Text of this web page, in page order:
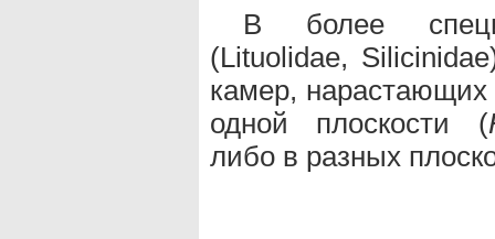
В более
(Lituolidae,
камер,
одной плоскости (
либо в разных